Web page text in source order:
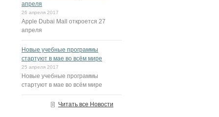
апреля
26 апреля 2017
Apple Dubai Mall откроется 27
апреля
Новые учебные программы
стартуют в мае во всём мире
25 апреля 2017
Новые учебные программы
стартуют в мае во всём мире
Читать все Новости